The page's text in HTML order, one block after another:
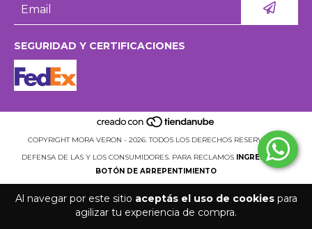
Al navegar por este sitio aceptás el uso de cookiespara
agilizar tu experiencia de compra.
SEGURIDAD Y CERTIFICACIONES
COPYRIGHT MORA VERON - 2026. TODOS LOS DERECHOS RESERVADOS.
DEFENSA DE LAS Y LOS CONSUMIDORES. PARA RECLAMOS
INGRESÁ ACÁ.
BOTÓN DE ARREPENTIMIENTO